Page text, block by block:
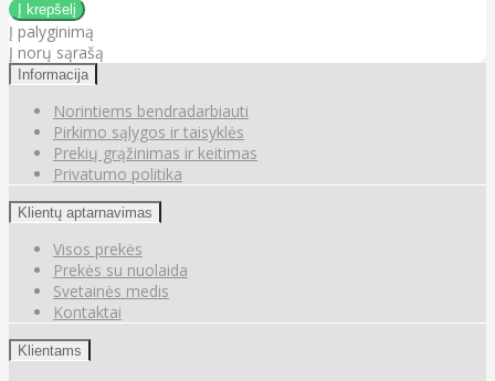
Į palyginimą
Į norų sąrašą
Informacija
Norintiems bendradarbiauti
Pirkimo sąlygos ir taisyklės
Prekių grąžinimas ir keitimas
Privatumo politika
Klientų aptarnavimas
Visos prekės
Prekės su nuolaida
Svetainės medis
Kontaktai
Klientams